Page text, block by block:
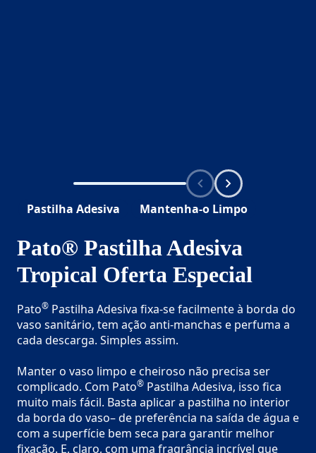
Pastilha Adesiva Mantenha-o Limpo
Pato® Pastilha Adesiva
Tropical Oferta Especial
Pato® Pastilha Adesiva fixa-se facilmente à borda do
vaso sanitário, tem ação anti-manchas e perfuma a
cada descarga. Simples assim.
Manter o vaso limpo e cheiroso não precisa ser
complicado. Com Pato® Pastilha Adesiva, isso fica
muito mais fácil. Basta aplicar a pastilha no interior
da borda do vaso– de preferência na saída de água e
com a superfície bem seca para garantir melhor
fixação. E, claro, com uma fragrância incrível que